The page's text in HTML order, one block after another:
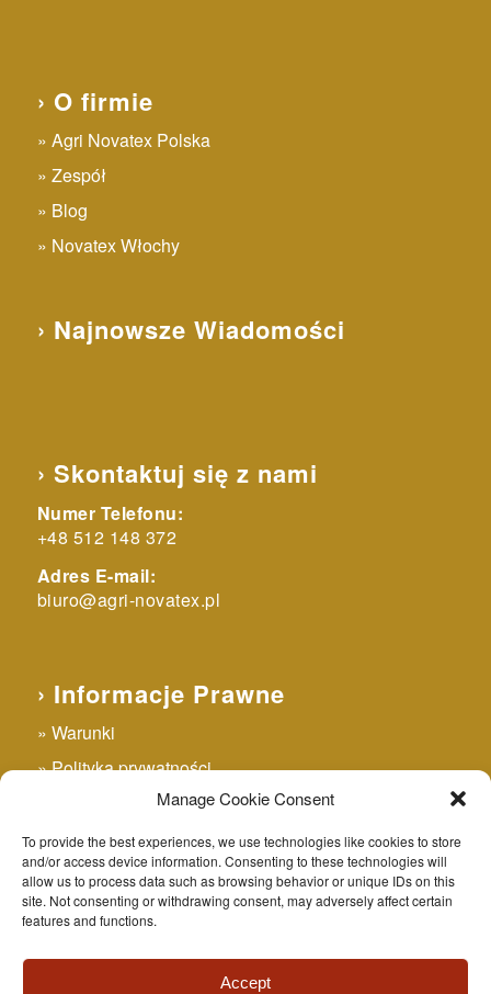
Manage Cookie Consent
To provide the best experiences, we use technologies like cookies to store
and/or access device information. Consenting to these technologies will
allow us to process data such as browsing behavior or unique IDs on this
site. Not consenting or withdrawing consent, may adversely affect certain
features and functions.
Accept
› O firmie
Agri Novatex Polska
Zespół
Blog
Novatex Włochy
› Najnowsze Wiadomości
› Skontaktuj się z nami
Numer Telefonu:
+48 512 148 372
Adres E-mail:
biuro@agri-novatex.pl
› Informacje Prawne
Warunki
Polityka prywatności
Agri Novatex Polska
Zespół Blog